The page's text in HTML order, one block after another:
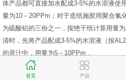
首页 产品
体产品都可直接加水配成3-5%的水溶液使
量为10－20PPm；对于造纸施胶用聚合氯
为硫酸铝的三份之一，按绝干纸计算用量
清时，先将产品配成3-5%的水溶液（按
的蔗汁中，用量为5－10PPm 。
聚合氯化铝
可有效除去水中各种有毒
混凝剂，不仅降低了生产成本、提高了纸